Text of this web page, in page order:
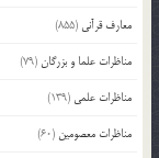
معارف قرآنی (855)
مناظرات علما و بزرگان(79)
مناظرات علمی (139)
مناظرات معصومین (60)